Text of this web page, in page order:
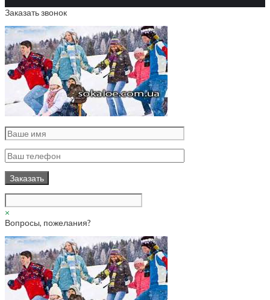
Заказать звонок
×
Вопросы, пожелания?